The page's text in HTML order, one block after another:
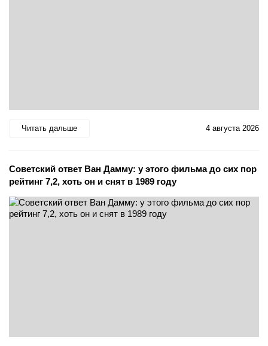
Читать дальше 4 августа 2026
Советский ответ Ван Дамму: у этого фильма до сих пор
рейтинг 7,2, хоть он и снят в 1989 году